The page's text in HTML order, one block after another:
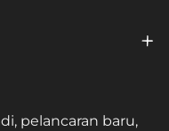
pelancaran baru,